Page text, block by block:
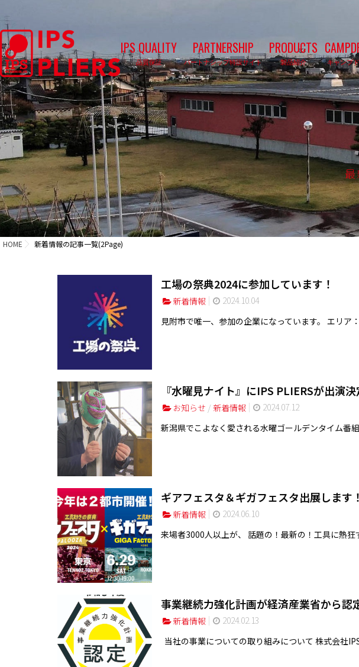
IPS QUALITY
品質保証
PARTNERSHIP
パートナシップ特設サイト
PRODUCTS
製品紹介 キャンプ
HOME 新着情報の記事一覧(2Page)
工場の祭典2024に参加しています！
新着情報
2024.10.04
見附市で唯一、参加の企業になっています。 エリ
『水曜見ナイト』にIPS PLIERSが出演決
お知らせ / 新着情報
2024.07.12
新潟県でこよなく愛される水曜ゴールデンタイム番
ギアフェスタ＆ギガフェスタ出展します！
新着情報
2024.06.10
来場者3000人以上が、 話題の！最新の！工具に熱狂
事業継続力強化計画が経済産業省から認
新着情報
2024.02.13
当社の事業についての取り組みについて 株式会社